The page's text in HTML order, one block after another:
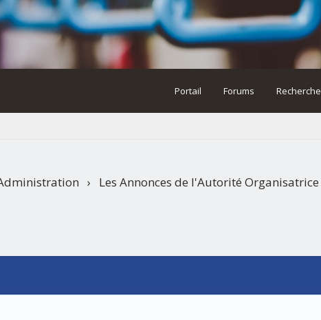
Portail Forums Recherche
› Les Annonces de l'Autorité Organisatrice